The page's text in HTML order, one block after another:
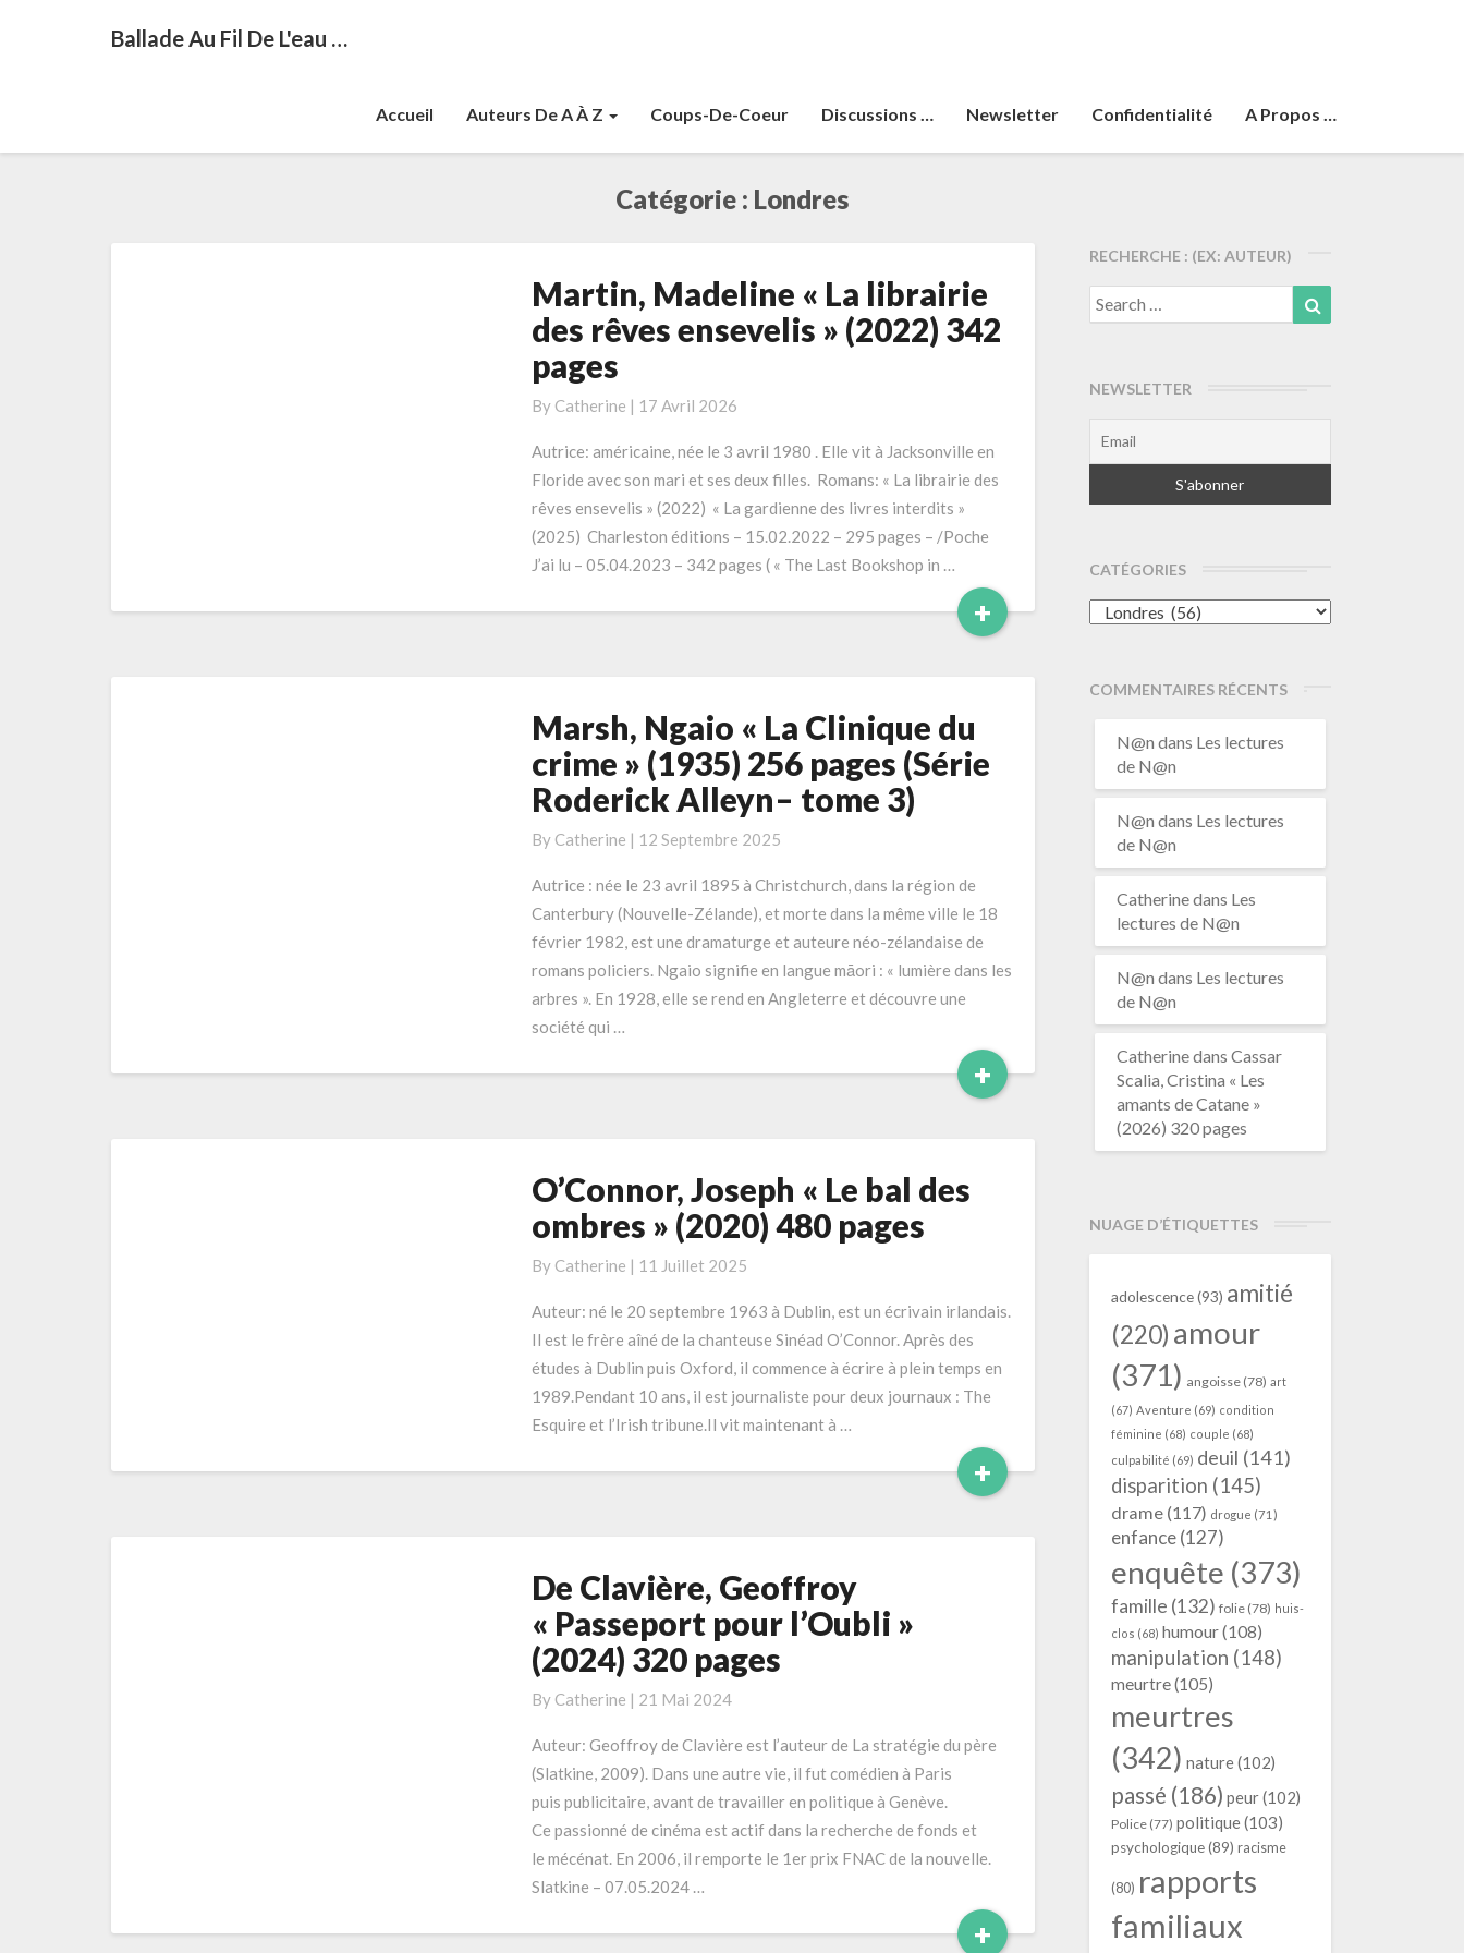
Ballade Au Fil De L'eau …
Accueil Auteurs De A À Z Coups-De-Coeur Discussions … Newsletter Confidentialité A Propos …
Catégorie : Londres
Martin,
Madeline
« La
librairie
des
ensevelis »
(2022)
342
pages
Martin, Madeline « La librairie
des rêves ensevelis » (2022) 342
pages
By Catherine | 17 Avril 2026
Autrice: américaine, née le 3 avril 1980 . Elle vit à Jacksonville en
Floride avec son mari et ses deux filles. Romans: « La librairie des
rêves ensevelis » (2022) « La gardienne des livres interdits »
(2025) Charleston éditions – 15.02.2022 – 295 pages – /Poche
J’ai lu – 05.04.2023 – 342 pages ( « The Last Bookshop in …
+Read
More
Marsh,
Ngaio
« La
Clinique
du
(1935)
256
pages
(Série
Roderick
Alleyn–
3)
Marsh, Ngaio « La Clinique du
crime » (1935) 256 pages (Série
Roderick Alleyn– tome 3)
By Catherine | 12 Septembre 2025
Autrice : née le 23 avril 1895 à Christchurch, dans la région de
Canterbury (Nouvelle-Zélande), et morte dans la même ville le 18
février 1982, est une dramaturge et auteure néo-zélandaise de
romans policiers. Ngaio signifie en langue māori : « lumière dans les
arbres ». En 1928, elle se rend en Angleterre et découvre une
société qui …
+Read
More
O’Connor,
Joseph
« Le
bal
ombres »
(2020)
480
pages
O’Connor, Joseph « Le bal des
ombres » (2020) 480 pages
By Catherine | 11 Juillet 2025
Auteur: né le 20 septembre 1963 à Dublin, est un écrivain irlandais.
Il est le frère aîné de la chanteuse Sinéad O’Connor. Après des
études à Dublin puis Oxford, il commence à écrire à plein temps en
1989.Pendant 10 ans, il est journaliste pour deux journaux : The
Esquire et l’Irish tribune.Il vit maintenant à …
+Read
More
De
Clavière,
Geoffroy
« Passeport
pour
(2024)
320
pages
De Clavière, Geoffroy
« Passeport pour l’Oubli »
(2024) 320 pages
By Catherine | 21 Mai 2024
Auteur: Geoffroy de Clavière est l’auteur de La stratégie du père
(Slatkine, 2009). Dans une autre vie, il fut comédien à Paris
puis publicitaire, avant de travailler en politique à Genève.
Ce passionné de cinéma est actif dans la recherche de fonds et
le mécénat. En 2006, il remporte le 1er prix FNAC de la nouvelle.
Slatkine – 07.05.2024 …
+Read
RECHERCHE : (EX: AUTEUR)
Search
for:
NEWSLETTER
CATÉGORIES
Catégories
COMMENTAIRES RÉCENTS
N@n dans Les lectures
de N@n
N@n dans Les lectures
de N@n
Catherinedans Les
lectures de N@n
N@n dans Les lectures
de N@n
Catherinedans Cassar
Scalia, Cristina « Les
amants de Catane »
(2026) 320 pages
NUAGE D’ÉTIQUETTES
adolescence(93) amitié
(220) amour
(371) angoisse(78) art
(67) Aventure (69) condition
féminine (68) couple (68)
culpabilité (69) deuil (141)
disparition (145)
drame(117) drogue (71)
enfance(127)
enquête (373)
famille (132) folie(78) huis-
clos (68) humour(108)
manipulation (148)
meurtre(105)
meurtres
(342) nature(102)
passé (186) peur(102)
Police(77) politique(103)
psychologique(89) racisme
(80) rapports
familiaux